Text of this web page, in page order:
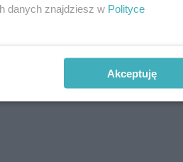
danych znajdziesz w Polityce
Akceptuję